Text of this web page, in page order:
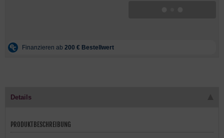
Details
PRODUKTBESCHREIBUNG